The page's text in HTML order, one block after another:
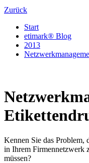
Zurück
Start
etimark® Blog
2013
Kennen Sie das Problem,
in Ihrem Firmennetzwerk
müssen?